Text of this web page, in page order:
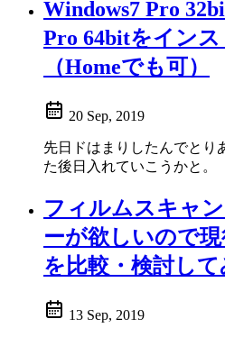
Windows7 Pro
Pro 64bitをイン
（Homeでも可）
20 Sep, 2019
先日ドはまりしたんでとり
た後日入れていこうかと。
フィルムスキャ
ーが欲しいので
を比較・検討し
13 Sep, 2019